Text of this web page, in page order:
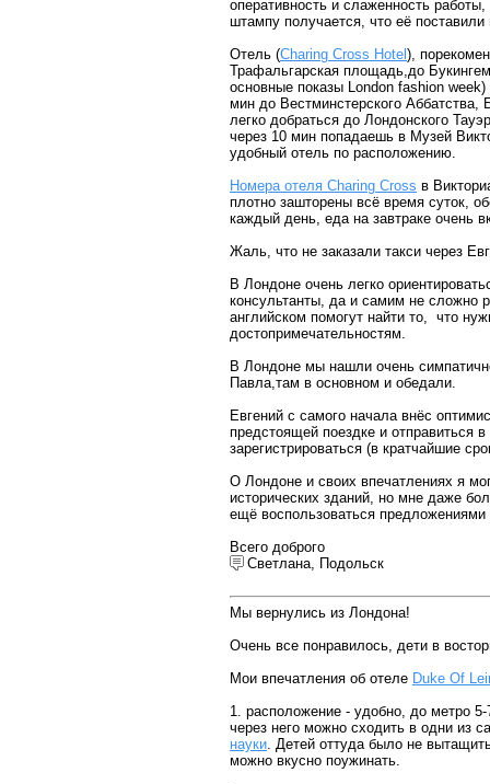
оперативность и слаженность
штампу получается, что её
Отель (Charing Cross Hotel ),
Трафальгарская площадь,до
основные показы London fashion
мин до Вестминстерского
легко добраться до Лондонского
через 10 мин попадаешь в Музей
удобный отель по расположению.
Номера отеля Charing Cross в
плотно зашторены всё время суток,
каждый день, еда на завтраке очень
Жаль, что не заказали такси через
В Лондоне очень легко
консультанты, да и самим не сложно
английском помогут найти то, что
достопримечательностям.
В Лондоне мы нашли очень
Павла,там в основном и обедали.
Евгений с самого начала внёс
предстоящей поездке и отправиться
зарегистрироваться (в кратчайшие
О Лондоне и своих впечатлениях я
исторических зданий, но мне даже
ещё воспользоваться
Всего доброго
Светлана, Подольск
Мы вернулись из Лондона!
Очень все понравилось, дети в
Мои впечатления об отеле Duke Of
1. расположение - удобно, до метро
через него можно сходить в одни из
науки. Детей оттуда было не
можно вкусно поужинать.